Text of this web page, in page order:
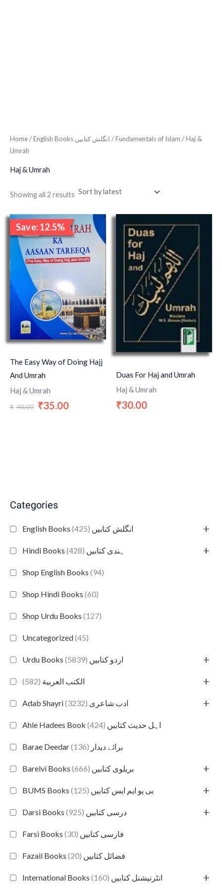
Categories
English Books انگلش کتابیں (425) +
Hindi Books ہندی کتابیں (428) +
Shop English Books (94)
Shop Hindi Books (60)
Shop Urdu Books (127)
Uncategorized(45)
Urdu Books اردو کتابیں (5839) +
الكتب العربية (582) +
Adab Shayri ادب شاعری (3232) +
Ahle Hadees Book اہل حدیث کتابیں (424)
Barae Deedar برائے دیدار (136)
Barelvi Books بریلوی کتابیں (666) +
BUMS Books بی یو ایم ایس کتابیں (125) +
Darsi Books درسی کتابیں (925) +
Farsi Books فارسی کتابیں (30)
Fazail Books فضائل کتابیں (20)
International Books انٹرنیشنل کتابیں (160) +
Home/ English Books انگلش کتابیں /Fundamentals of Islam / Haj &
Umrah
Haj & Umrah
Showing all 2 results
Save: 12.5%
Sale!
The Easy Way of Doing Hajj
And Umrah
Haj & Umrah
₹ 40.00
Original
price
was:
₹40.00.
₹35.00
Current
price
is:
₹35.00.
Duas For Haj and Umrah
Haj & Umrah
₹30.00